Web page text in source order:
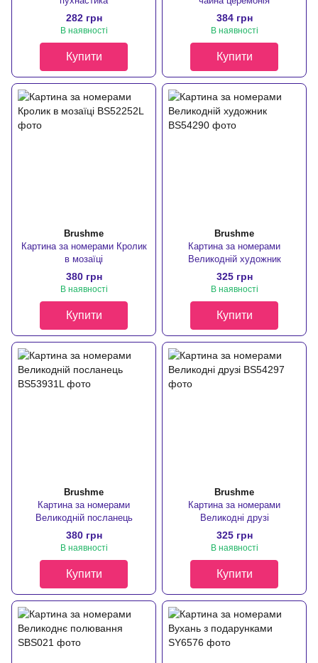
282 грн
В наявності
Купити
384 грн
В наявності
Купити
Brushme
Картина за номерами Кролик
в мозаїці
380 грн
В наявності
Купити
Brushme
Картина за номерами
Великодній художник
325 грн
В наявності
Купити
Brushme
Картина за номерами
Великодній посланець
380 грн
В наявності
Купити
Brushme
Картина за номерами
Великодні друзі
325 грн
В наявності
Купити